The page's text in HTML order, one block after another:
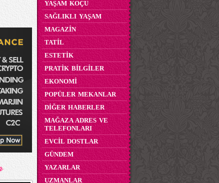
YAŞAM KOÇU
SAĞLIKLI YAŞAM
MAGAZİN
TATİL
ESTETİK
PRATİK BİLGİLER
EKONOMİ
POPÜLER MEKANLAR
DİĞER HABERLER
MAĞAZA ADRES VE
TELEFONLARI
EVCİL DOSTLAR
GÜNDEM
YAZARLAR
UZMANLAR